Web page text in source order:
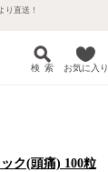
り直送！
検 索 お気に入り
ク(頭痛) 100粒